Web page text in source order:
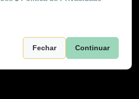
Fechar Continuar